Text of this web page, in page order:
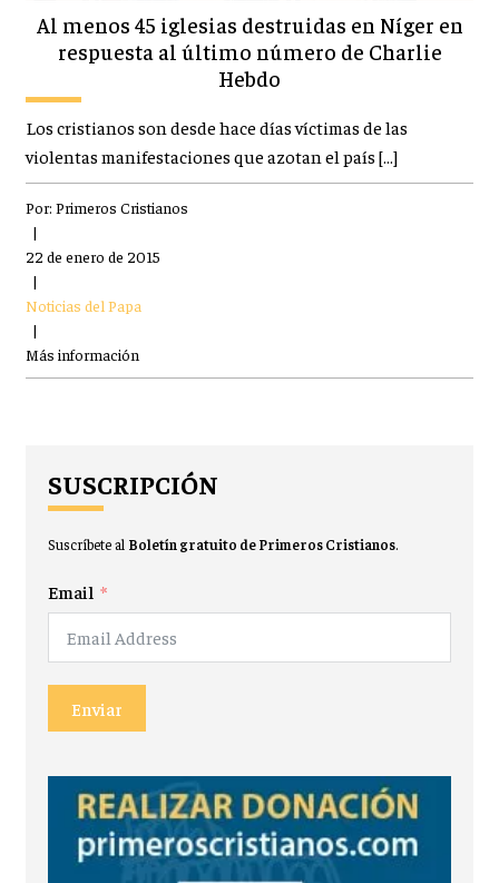
Al menos 45 iglesias destruidas en Níger en
respuesta al último número de Charlie
Hebdo
Los cristianos son desde hace días víctimas de las
violentas manifestaciones que azotan el país […]
Por: Primeros Cristianos
|
22 de enero de 2015
|
Noticias del Papa
|
Más información
SUSCRIPCIÓN
Suscríbete al Boletín gratuito de Primeros Cristianos.
Email
Enviar